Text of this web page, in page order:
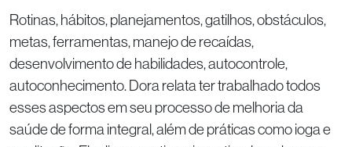
Rotinas, hábitos, planejamentos, gatilhos, obstáculos,
metas, ferramentas, manejo de recaídas,
desenvolvimento de habilidades, autocontrole,
autoconhecimento. Dora relata ter trabalhado todos
esses aspectos em seu processo de melhoria da
saúde de forma integral, além de práticas como ioga e